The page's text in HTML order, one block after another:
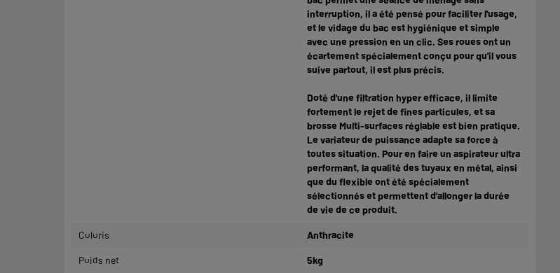
interruption, il a été pensé pour faciliter l'usage,
et le vidage du bac est hygiénique et simple
avec une pression en un clic. Ses roues ont un
écartement spécialement conçu pour qu'il vous
suive partout, il est plus précis.
Doté d'une filtration hyper efficace, il limite
fortement le rejet de fines particules, et sa
brosse Multi-surfaces réglable est bien pratique.
Le variateur de puissance adapte sa force à
toutes situation. Pour en faire un aspirateur ultra
performant, la qualité des tuyaux en métal, ainsi
que du flexible ont été spécialement
sélectionnés et permettent d'allonger la durée
de vie de ce produit.
Coloris Anthracite
Poids net 5kg